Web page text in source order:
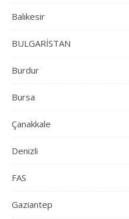
Balıkesir
BULGARİSTAN
Burdur
Bursa
Çanakkale
Denizli
FAS
Gaziantep